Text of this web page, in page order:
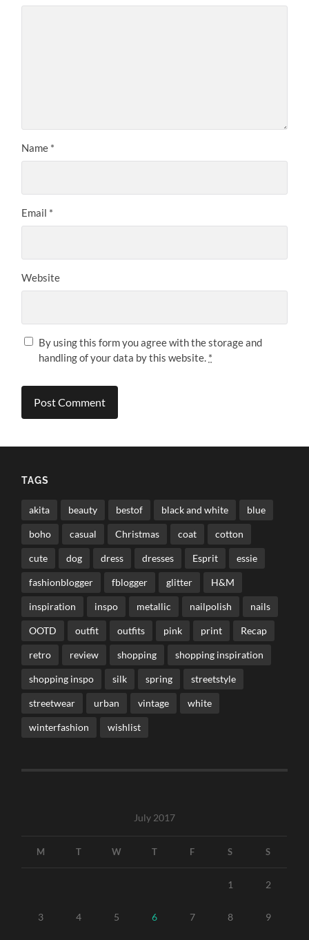
Name *
Email *
Website
By using this form you agree with the storage and
handling of your data by this website. *
TAGS
akita beauty bestof black and white blue
boho casual Christmas coat cotton
cute dog dress dresses Esprit essie
fashionblogger fblogger glitter H&M
inspiration inspo metallic nailpolish nails
OOTD outfit outfits pink print Recap
retro review shopping shopping inspiration
shopping inspo silk spring streetstyle
streetwear urban vintage white
winterfashion wishlist
July 2017
M T W T F S S
1 2
3 4 5 6 7 8 9